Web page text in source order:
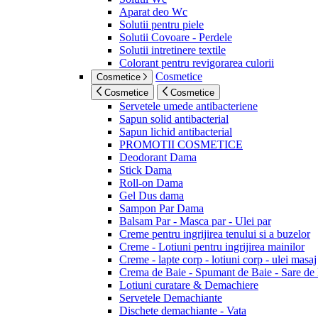
Aparat deo Wc
Solutii pentru piele
Solutii Covoare - Perdele
Solutii intretinere textile
Colorant pentru revigorarea culorii
Cosmetice Cosmetice
Cosmetice Cosmetice
Servetele umede antibacteriene
Sapun solid antibacterial
Sapun lichid antibacterial
PROMOTII COSMETICE
Deodorant Dama
Stick Dama
Roll-on Dama
Gel Dus dama
Sampon Par Dama
Balsam Par - Masca par - Ulei par
Creme pentru ingrijirea tenului si a buzelor
Creme - Lotiuni pentru ingrijirea mainilor
Creme - lapte corp - lotiuni corp - ulei masaj
Crema de Baie - Spumant de Baie - Sare de
Lotiuni curatare & Demachiere
Servetele Demachiante
Dischete demachiante - Vata